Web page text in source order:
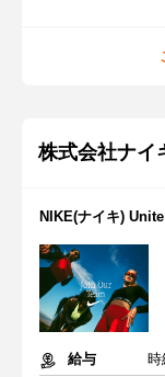
株式会社ナイ
NIKE(ナイキ)
給与
時